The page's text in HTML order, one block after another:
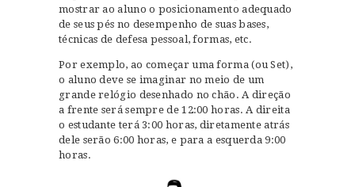
mostrar ao aluno o posicionamento adequado
de seus pés no desempenho de suas bases,
técnicas de defesa pessoal, formas, etc.
Por exemplo, ao começar uma forma (ou Set),
o aluno deve se imaginar no meio de um
grande relógio desenhado no chão. A direção
a frente será sempre de 12:00 horas. A direita
o estudante terá 3:00 horas, diretamente atrás
dele serão 6:00 horas, e para a esquerda 9:00
horas.